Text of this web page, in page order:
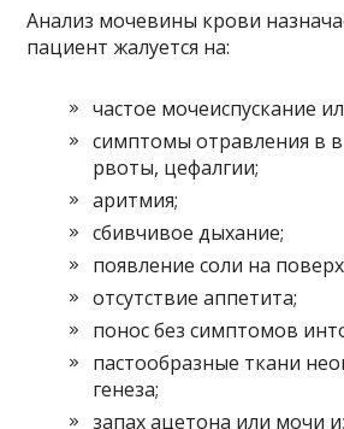
Анализ мочевины крови
пациент жалуется на:
частое мочеиспускание
симптомы отравления в
рвоты, цефалгии;
аритмия;
сбивчивое дыхание;
появление соли на
отсутствие аппетита;
понос без симптомов
пастообразные ткани
генеза;
запах ацетона или мочи